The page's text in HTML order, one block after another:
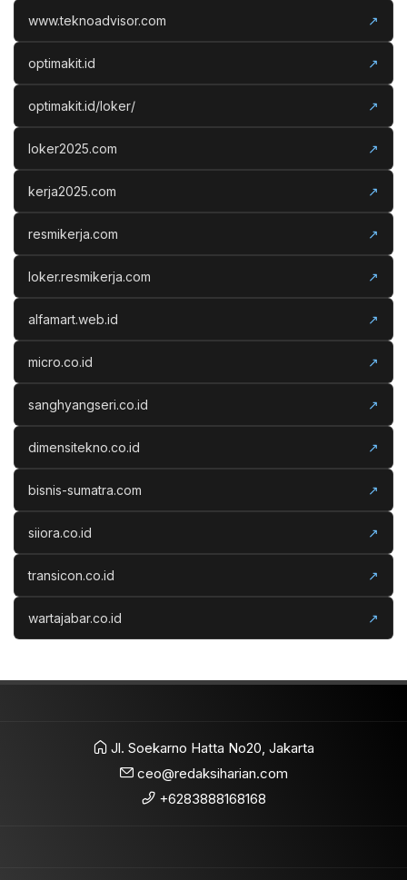
www.teknoadvisor.com ↗
optimakit.id ↗
optimakit.id/loker/ ↗
loker2025.com ↗
kerja2025.com ↗
resmikerja.com ↗
loker.resmikerja.com ↗
alfamart.web.id ↗
micro.co.id ↗
sanghyangseri.co.id ↗
dimensitekno.co.id ↗
bisnis-sumatra.com ↗
siiora.co.id ↗
transicon.co.id ↗
wartajabar.co.id ↗
Jl. Soekarno Hatta No20, Jakarta
ceo@redaksiharian.com
+6283888168168